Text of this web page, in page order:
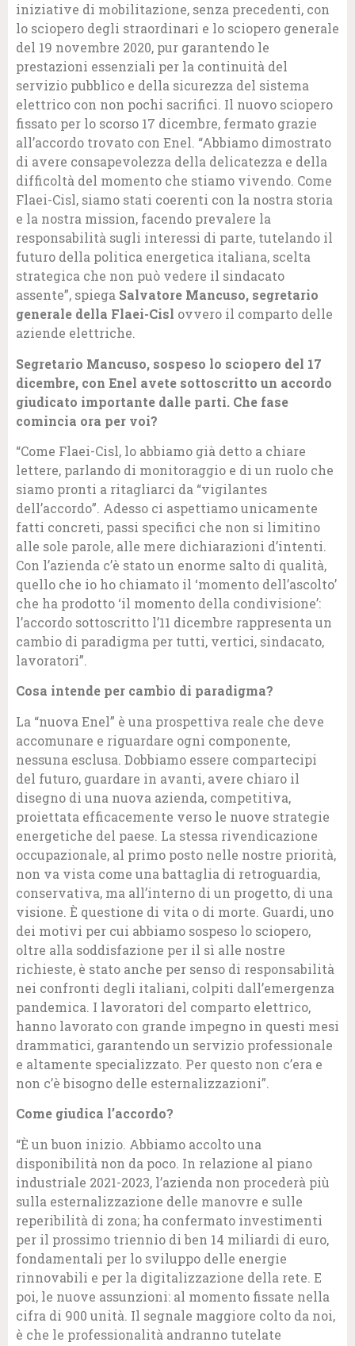
iniziative di mobilitazione, senza precedenti, con
lo sciopero degli straordinari e lo sciopero generale
del 19 novembre 2020, pur garantendo le
prestazioni essenziali per la continuità del
servizio pubblico e della sicurezza del sistema
elettrico con non pochi sacrifici. Il nuovo sciopero
fissato per lo scorso 17 dicembre, fermato grazie
all’accordo trovato con Enel. “Abbiamo dimostrato
di avere consapevolezza della delicatezza e della
difficoltà del momento che stiamo vivendo. Come
Flaei-Cisl, siamo stati coerenti con la nostra storia
e la nostra mission, facendo prevalere la
responsabilità sugli interessi di parte, tutelando il
futuro della politica energetica italiana, scelta
strategica che non può vedere il sindacato
assente”, spiega Salvatore Mancuso, segretario
generale della Flaei-Cisl ovvero il comparto delle
aziende elettriche.
Segretario Mancuso, sospeso lo sciopero del 17
dicembre, con Enel avete sottoscritto un accordo
giudicato importante dalle parti. Che fase
comincia ora per voi?
“Come Flaei-Cisl, lo abbiamo già detto a chiare
lettere, parlando di monitoraggio e di un ruolo che
siamo pronti a ritagliarci da “vigilantes
dell’accordo”. Adesso ci aspettiamo unicamente
fatti concreti, passi specifici che non si limitino
alle sole parole, alle mere dichiarazioni d’intenti.
Con l’azienda c’è stato un enorme salto di qualità,
quello che io ho chiamato il ‘momento dell’ascolto’
che ha prodotto ‘il momento della condivisione’:
l’accordo sottoscritto l’11 dicembre rappresenta un
cambio di paradigma per tutti, vertici, sindacato,
lavoratori”.
Cosa intende per cambio di paradigma?
La “nuova Enel” è una prospettiva reale che deve
accomunare e riguardare ogni componente,
nessuna esclusa. Dobbiamo essere compartecipi
del futuro, guardare in avanti, avere chiaro il
disegno di una nuova azienda, competitiva,
proiettata efficacemente verso le nuove strategie
energetiche del paese. La stessa rivendicazione
occupazionale, al primo posto nelle nostre priorità,
non va vista come una battaglia di retroguardia,
conservativa, ma all’interno di un progetto, di una
visione. È questione di vita o di morte. Guardi, uno
dei motivi per cui abbiamo sospeso lo sciopero,
oltre alla soddisfazione per il sì alle nostre
richieste, è stato anche per senso di responsabilità
nei confronti degli italiani, colpiti dall’emergenza
pandemica. I lavoratori del comparto elettrico,
hanno lavorato con grande impegno in questi mesi
drammatici, garantendo un servizio professionale
e altamente specializzato. Per questo non c’era e
non c’è bisogno delle esternalizzazioni”.
Come giudica l’accordo?
“È un buon inizio. Abbiamo accolto una
disponibilità non da poco. In relazione al piano
industriale 2021-2023, l’azienda non procederà più
sulla esternalizzazione delle manovre e sulle
reperibilità di zona; ha confermato investimenti
per il prossimo triennio di ben 14 miliardi di euro,
fondamentali per lo sviluppo delle energie
rinnovabili e per la digitalizzazione della rete. E
poi, le nuove assunzioni: al momento fissate nella
cifra di 900 unità. Il segnale maggiore colto da noi,
è che le professionalità andranno tutelate